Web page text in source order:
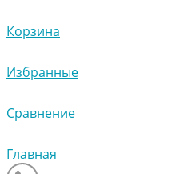
Корзина
Избранные
Сравнение
Главная